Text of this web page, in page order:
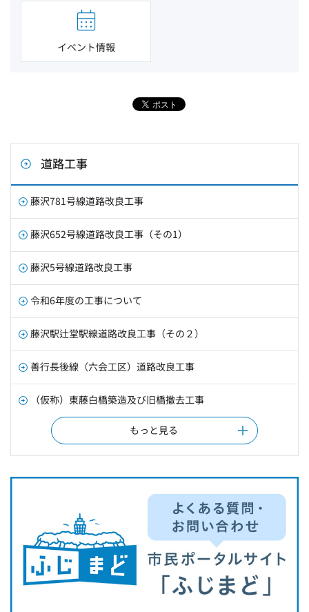
イベント情報
道路工事
藤沢781号線道路改良工事
藤沢652号線道路改良工事（その1）
藤沢5号線道路改良工事
令和6年度の工事について
藤沢駅辻堂駅線道路改良工事（その２）
善行長後線（六会工区）道路改良工事
（仮称）東藤白橋築造及び旧橋撤去工事
もっと見る